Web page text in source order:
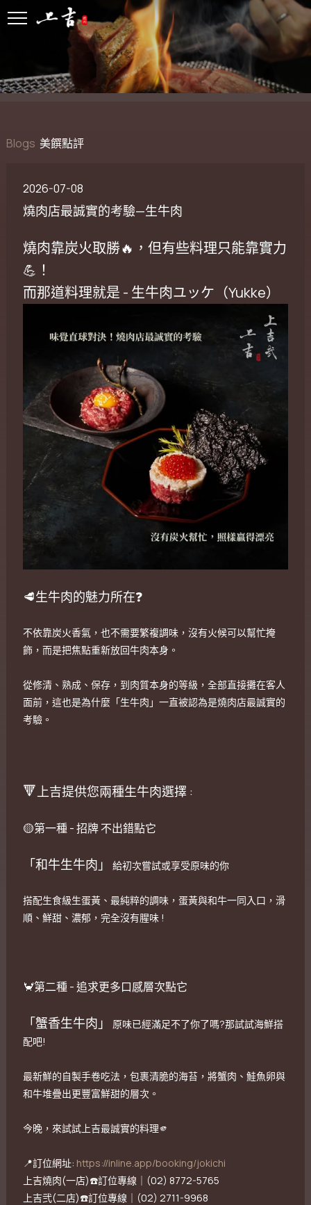
Blogs 美饌點評
2026-07-08
燒肉店最誠實的考驗—生牛肉
燒肉靠炭火取勝🔥，但有些料理只能靠實力
💪！
而那道料理就是 - 生牛肉ユッケ（Yukke）
🥩生牛肉的魅力所在❓
不依靠炭火香氣，也不需要繁複調味，沒有火候可以幫忙掩
飾，而是把焦點重新放回牛肉本身。
從修清、熟成、保存，到肉質本身的等級，全部直接攤在客人
面前，這也是為什麼「生牛肉」一直被認為是燒肉店最誠實的
考驗。
🔻上吉提供您兩種生牛肉選擇 :
🟡第一種- 招牌 不出錯點它
「和牛生牛肉」 給初次嘗試或享受原味的你
搭配生食級生蛋黃、最純粹的調味，蛋黃與和牛一同入口，滑
順、鮮甜、濃郁，完全沒有腥味 !
🦀第二種- 追求更多口感層次點它
「蟹香生牛肉」
原味已經滿足不了你了嗎?那試試海鮮搭
配吧!
最新鮮的自製手卷吃法，包裹清脆的海苔，將蟹肉、鮭魚卵與
和牛堆疊出更豐富鮮甜的層次。
今晚，來試試上吉最誠實的料理🫵
📍訂位網址: https://inline.app/booking/jokichi
上吉燒肉(一店)☎️訂位專線｜(02) 8772-5765
上吉弐(二店)☎️訂位專線｜(02) 2711-9968